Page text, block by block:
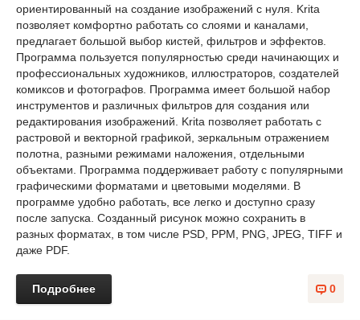
ориентированный на создание изображений с нуля. Krita
позволяет комфортно работать со слоями и каналами,
предлагает большой выбор кистей, фильтров и эффектов.
Программа пользуется популярностью среди начинающих и
профессиональных художников, иллюстраторов, создателей
комиксов и фотографов. Программа имеет большой набор
инструментов и различных фильтров для создания или
редактирования изображений. Krita позволяет работать с
растровой и векторной графикой, зеркальным отражением
полотна, разными режимами наложения, отдельными
объектами. Программа поддерживает работу с популярными
графическими форматами и цветовыми моделями. В
программе удобно работать, все легко и доступно сразу
после запуска. Созданный рисунок можно сохранить в
разных форматах, в том числе PSD, PPM, PNG, JPEG, TIFF и
даже PDF.
0
Подробнее